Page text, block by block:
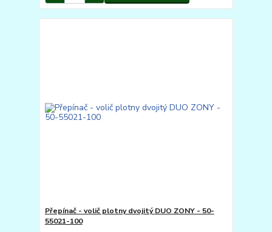
Přepínač - volič plotny dvojitý DUO ZONY - 50-
55021-100